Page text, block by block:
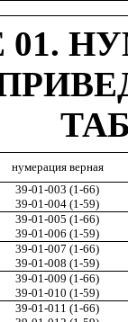
01.
нумерация верная
39-01-003 (1-66)
39-01-004 (1-59)
39-01-005 (1-66)
39-01-006 (1-59)
39-01-007 (1-66)
39-01-008 (1-59)
39-01-009 (1-66)
39-01-010 (1-59)
39-01-011 (1-66)